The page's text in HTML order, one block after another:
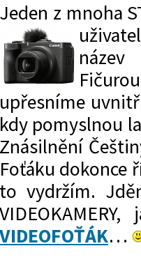
Jeden z mnoha
název
upřesníme
kdy pomyslnou
Znásilnění
Foťáku dokonce
to vydržím.
VIDEOFOŤÁK…